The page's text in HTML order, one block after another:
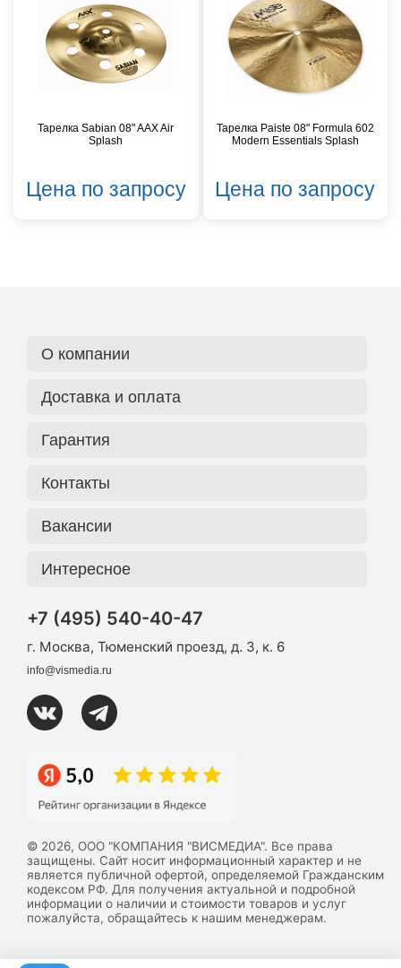
Тарелка Sabian 08" AAX Air
Splash
Цена по запросу
Тарелка Paiste 08" Formula 602
Modern Essentials Splash
Цена по запросу
О компании
Доставка и оплата
Гарантия
Контакты
Вакансии
Интересное
+7 (495) 540-40-47
г. Москва, Тюменский проезд, д. 3, к. 6
info@vismedia.ru
© 2026, ООО "КОМПАНИЯ "ВИСМЕДИА". Все права
защищены. Сайт носит информационный характер и не
является публичной офертой, определяемой Гражданским
кодексом РФ. Для получения актуальной и подробной
информации о наличии и стоимости товаров и услуг
пожалуйста, обращайтесь к нашим менеджерам.